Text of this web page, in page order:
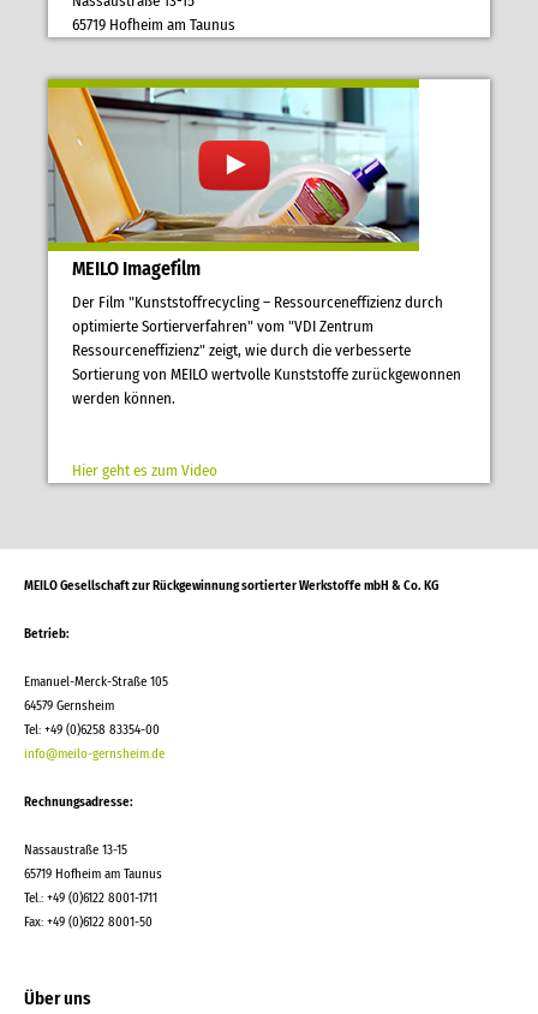
65719 Hofheim am Taunus
MEILO Imagefilm
Der Film "Kunststoffrecycling – Ressourceneffizienz durch
optimierte Sortierverfahren" vom "VDI Zentrum
Ressourceneffizienz" zeigt, wie durch die verbesserte
Sortierung von MEILO wertvolle Kunststoffe zurückgewonnen
werden können.
Hier geht es zum Video
MEILO Gesellschaft zur Rückgewinnung sortierter Werkstoffe mbH & Co. KG
Betrieb:
Emanuel-Merck-Straße 105
64579 Gernsheim
Tel: +49 (0)6258 83354-00
info@meilo-gernsheim.de
Rechnungsadresse:
Nassaustraße 13-15
65719 Hofheim am Taunus
Tel.: +49 (0)6122 8001-1711
Fax: +49 (0)6122 8001-50
Über uns